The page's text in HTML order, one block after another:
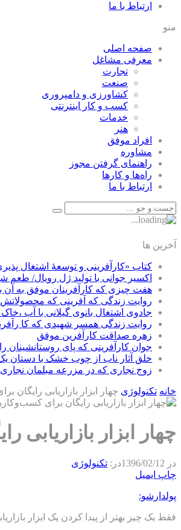
ارتباط با ما
منو
صفحه اصلی
معرفی مشاغل
تجارت
صنعت
كشاورزی و دامپروری
كسب و كار اينترنتی
خدمات
هنر
افراد موفق
مشاوره
راهنمای گرفتن مجوز
راه‌ها و كارها
ارتباط با ما
آخرین ها
کتاب «کارآفرینی و توسعۀ اشتغال
اکسیر جوانی با تولید ژل رویال/
هفت چیزی که کارآفرینان موفق به آن
روایت زندگی که آفرینی که
جادوی اشتغال بانوی گیلانی با آب
روایت زندگی همسر شهیدی که کا
زهره صداقت کارآفرین موفق
جوان کارآفرینی که پای روستانشینان
خلق آثار ناب از چوب خشک با دستان یک
زوج نجاری که در مزرعه مبلمان
خانه تکنولوژی چهار ابزار بازاریابی
چهار ابزار
در 1396/02/12در: تکنولوژی
چاپ ایمیل
پولدارشو:
فقط یک چیز بهتر از پیدا کردن یک ابزار